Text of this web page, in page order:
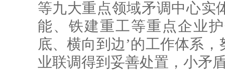
等九大重点领域矛调中心实
能、铁建重工等重点企业
底、横向到边’的工作体系
业联调得到妥善处置，小矛